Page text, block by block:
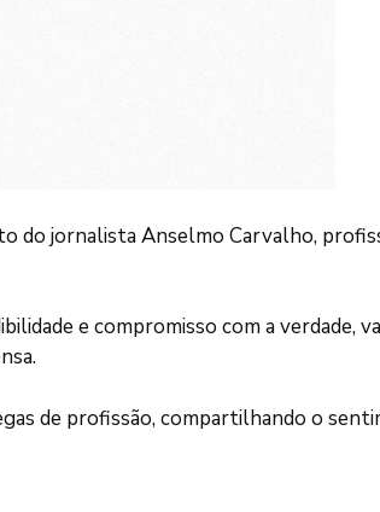
jornalista Anselmo Carvalho,
e compromisso com a verdade,
de profissão, compartilhando o